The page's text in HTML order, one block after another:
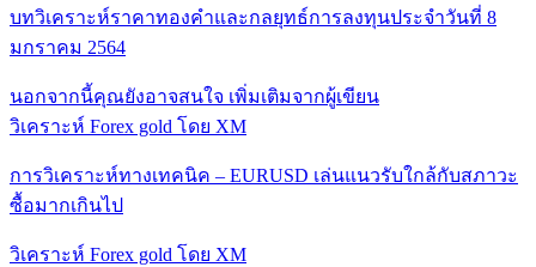
บทวิเคราะห์ราคาทองคำและกลยุทธ์การลงทุนประจำวันที่ 8
มกราคม 2564
นอกจากนี้คุณยังอาจสนใจ เพิ่มเติมจากผู้เขียน
วิเคราะห์ Forex gold โดย XM
การวิเคราะห์ทางเทคนิค – EURUSD เล่นแนวรับใกล้กับสภาวะ
ซื้อมากเกินไป
วิเคราะห์ Forex gold โดย XM